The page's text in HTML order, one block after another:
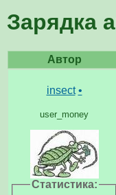
Зарядка
Автор
insect •
user_money
Статистика: